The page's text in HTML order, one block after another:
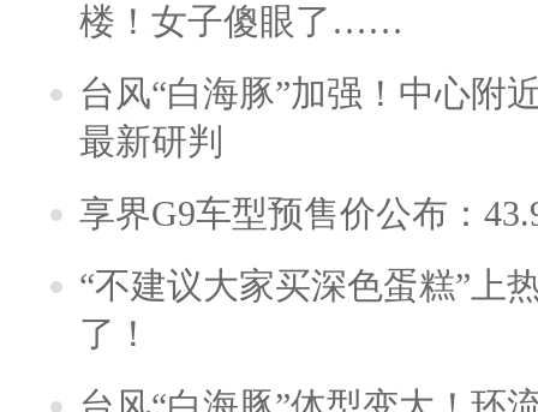
楼！女子傻眼了……
台风“白海豚”加强！中心附
最新研判
享界G9车型预售价公布：
“不建议大家买深色蛋糕”上
了！